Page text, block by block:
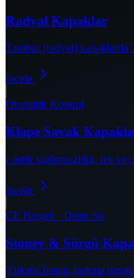
Radyal Kapaklar
Tambur (radyal) kapaklarda
İncele
Otomatik Kontrol
Klape Savak
Lastik sızdırmazlıklı, tek
İncele
CE Belgeli · Derin Su
Stoney & Sürgü
Yüksek basınç farkına